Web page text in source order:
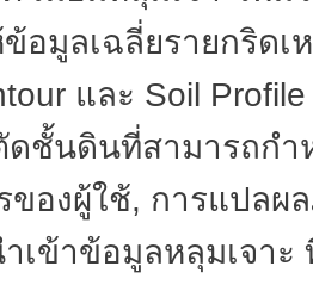
อมูลเฉลี่ยรายกริด
และ Soil
ดชั้นดินที่สามารถก
ของผู้ใช้, การแปล
เข้าข้อมูลหลุมเจา